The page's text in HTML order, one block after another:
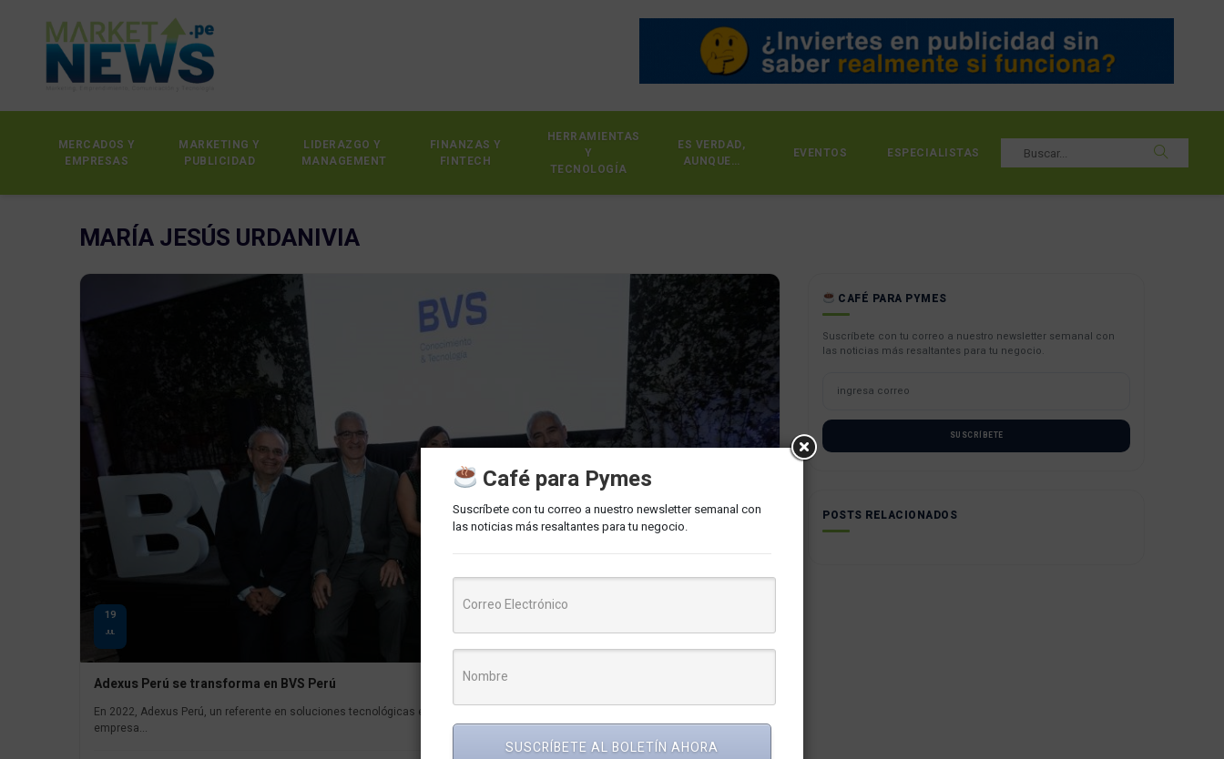
MERCADOS Y
EMPRESAS
MARKETING Y
PUBLICIDAD
LIDERAZGO Y
MANAGEMENT
FINANZAS Y
FINTECH
HERRAMIENTAS
Y
TECNOLOGÍA
ES VERDAD,
AUNQUE…
EVENTOS ESPECIALISTAS
MARÍA JESÚS URDANIVIA
19
JUL
Adexus Perú se transforma en BVS Perú
En 2022, Adexus Perú, un referente en soluciones tecnológicas en nuestro país, fue adquirida por BVS Technologies, una destacada
empresa...
CAFÉ PARA PYMES
Suscríbete con tu correo a nuestro newsletter semanal con
las noticias más resaltantes para tu negocio.
SUSCRÍBETE
POSTS RELACIONADOS
Café para Pymes
Suscríbete con tu correo a nuestro newsletter semanal con
las noticias más resaltantes para tu negocio.
SUSCRÍBETE AL BOLETÍN AHORA